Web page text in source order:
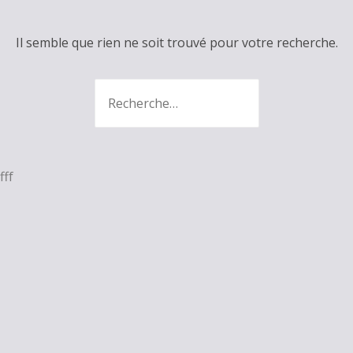
Il semble que rien ne soit trouvé pour votre recherche.
fff